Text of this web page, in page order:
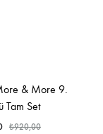
& More 9.
Tam Set
₺920,00